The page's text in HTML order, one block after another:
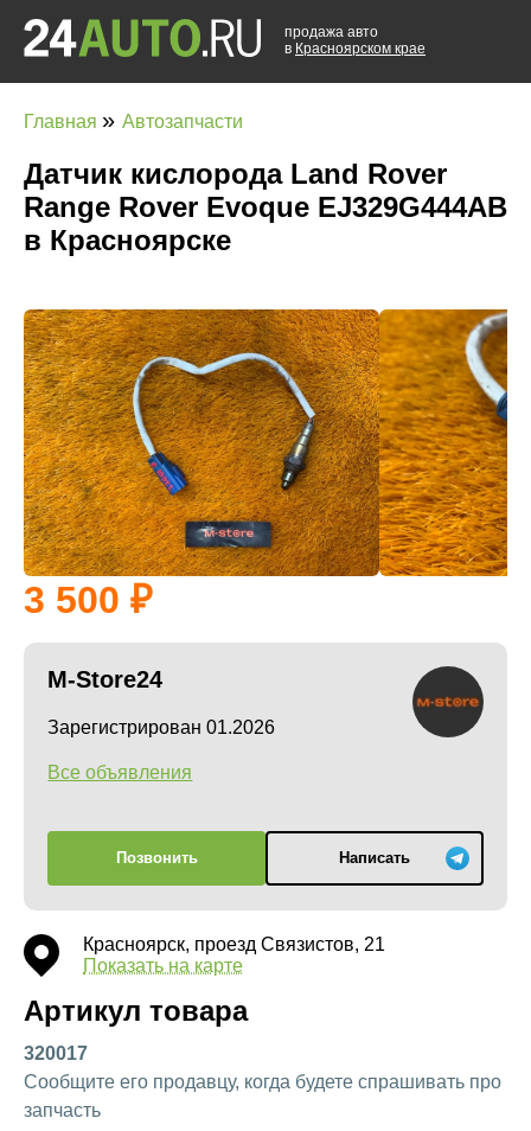
продажа авто
в Красноярском крае
Главная » Автозапчасти
Датчик кислорода Land Rover
Range Rover Evoque EJ329G444AB
в Красноярске
3 500
M-Store24
Зарегистрирован 01.2026
Все объявления
Позвонить Написать
Красноярск, проезд Связистов, 21
Показать на карте
Артикул товара
320017
Сообщите его продавцу, когда будете спрашивать про
запчасть